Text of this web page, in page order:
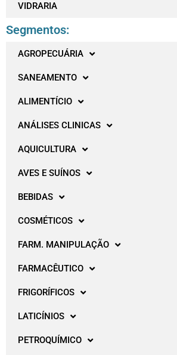
VIDRARIA
Segmentos:
AGROPECUÁRIA
SANEAMENTO
ALIMENTÍCIO
ANÁLISES CLINICAS
AQUICULTURA
AVES E SUÍNOS
BEBIDAS
COSMÉTICOS
FARM. MANIPULAÇÃO
FARMACÊUTICO
FRIGORÍFICOS
LATICÍNIOS
PETROQUÍMICO